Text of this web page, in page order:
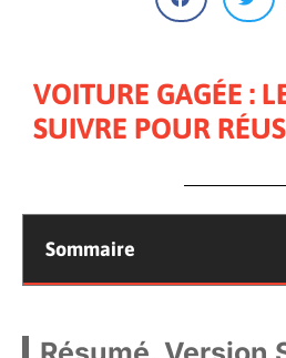
VOITURE GAGÉE :
SUIVRE POUR
Sommaire